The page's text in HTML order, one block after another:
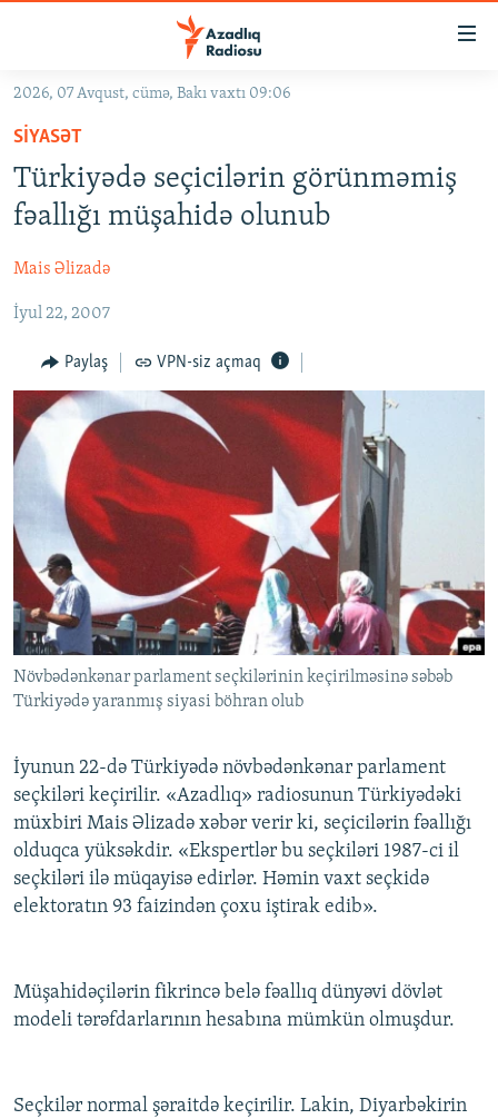
Əsas
qayıt
Əsas
naviqasiyaya
qayıt
Axtarışa
GÜNDƏM
#İZAHLA
KORRUPSIOMETR
#ƏSLINDƏ
FƏRQƏ BAX
QANUNI DOĞRU
ARAŞDIRMA
MULTIMEDIA
VIDEO
FOTOQALEREYA
İNFOQRAFIKA
KARIKATURA
RADIO ARXIV
OXU ZALI
AZƏRBAYCAN ƏDƏBIYYATI KITABXANASI
İSLAM VƏ DEMOKRATIYA
İZ - MƏDƏNIYYƏT PROQRAMI
HAQQIMIZDA
MISSIYAMIZ
PEŞƏ ETIKASI VƏ JURNALISTIKA STANDARTLARIMIZ
MATERIALLARIMIZDAN ISTIFADƏ
AZADLIQRADIOSU MOBIL TELEFONUNUZDA
BIZIMLƏ ƏLAQƏ
BIZI IZLƏ
RFE/RL-in bütün saytları
2026, 07 Avqust, cümə, Bakı vaxtı 09:06
SIYASƏT
Türkiyədə seçicilərin görünməmiş
fəallığı müşahidə olunub
Mais Əlizadə
İyul 22, 2007
Paylaş VPN-siz açmaq
Növbədənkənar parlament seçkilərinin keçirilməsinə səbəb
Türkiyədə yaranmış siyasi böhran olub
İyunun 22-də Türkiyədə növbədənkənar parlament
seçkiləri keçirilir. «Azadlıq» radiosunun Türkiyədəki
müxbiri Mais Əlizadə xəbər verir ki, seçicilərin fəallığı
olduqca yüksəkdir. «Ekspertlər bu seçkiləri 1987-ci il
seçkiləri ilə müqayisə edirlər. Həmin vaxt seçkidə
elektoratın 93 faizindən çoxu iştirak edib».
Müşahidəçilərin fikrincə belə fəallıq dünyəvi dövlət
modeli tərəfdarlarının hesabına mümkün olmuşdur.
Seçkilər normal şəraitdə keçirilir. Lakin, Diyarbəkirin